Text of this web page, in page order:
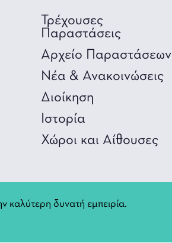
Τρέχουσες
Παραστάσεις
Αρχείο Παραστάσεων
Νέα & Ανακοινώσεις
Διοίκηση
Ιστορία
Χώροι και Αίθουσες
καλύτερη δυνατή εμπειρία.